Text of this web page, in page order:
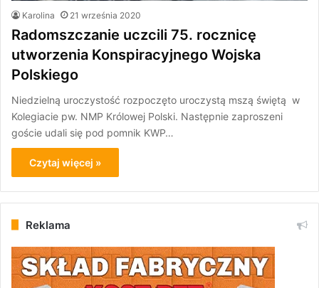
Karolina 21 września 2020
Radomszczanie uczcili 75. rocznicę
utworzenia Konspiracyjnego Wojska
Polskiego
Niedzielną uroczystość rozpoczęto uroczystą mszą świętą w
Kolegiacie pw. NMP Królowej Polski. Następnie zaproszeni
goście udali się pod pomnik KWP…
Czytaj więcej »
Reklama